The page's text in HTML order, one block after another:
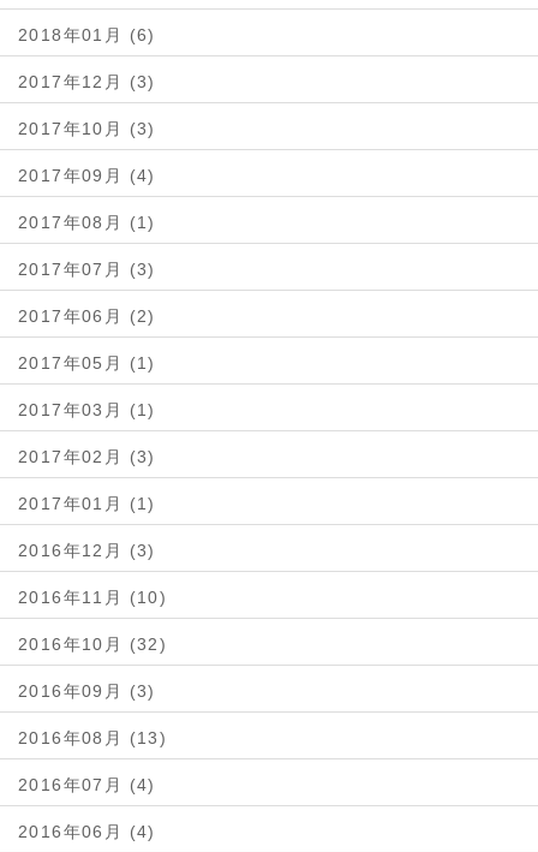
2018年01月 (6)
2017年12月 (3)
2017年10月 (3)
2017年09月 (4)
2017年08月 (1)
2017年07月 (3)
2017年06月 (2)
2017年05月 (1)
2017年03月 (1)
2017年02月 (3)
2017年01月 (1)
2016年12月 (3)
2016年11月 (10)
2016年10月 (32)
2016年09月 (3)
2016年08月 (13)
2016年07月 (4)
2016年06月 (4)